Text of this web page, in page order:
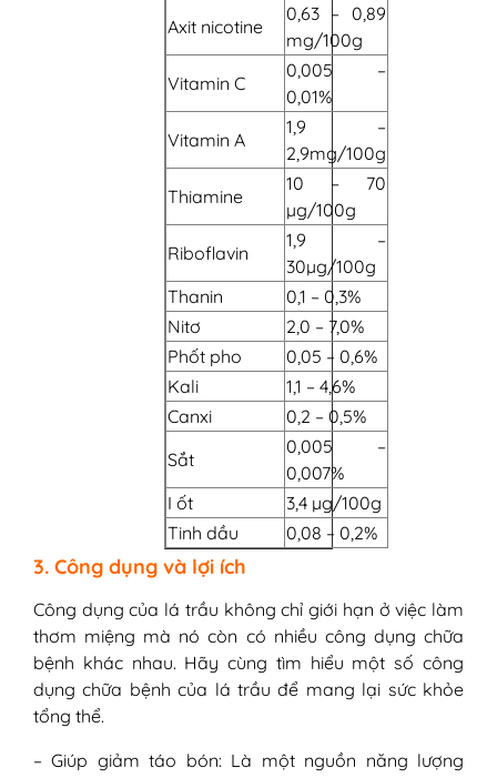
Axit nicotine
0,63 – 0,89
mg/100g
Vitamin C
0,005 –
0,01%
Vitamin A
1,9 –
2,9mg/100g
Thiamine
10 – 70
µg/100g
Riboflavin
1,9 –
30µg/100g
Thanin
0,1 – 0,3%
Nitơ
2,0 – 7,0%
Phốt pho
0,05 – 0,6%
Kali
1,1 – 4,6%
Canxi
0,2 – 0,5%
Sắt
0,005 –
0,007%
I ốt
3,4 µg/100g
Tinh dầu
0,08 – 0,2%
3. Công dụng và lợi ích
Công dụng của lá trầu không chỉ giới hạn ở việc làm
thơm miệng mà nó còn có nhiều công dụng chữa
bệnh khác nhau. Hãy cùng tìm hiểu một số công
dụng chữa bệnh của lá trầu để mang lại sức khỏe
tổng thể.
– Giúp giảm táo bón: Là một nguồn năng lượng